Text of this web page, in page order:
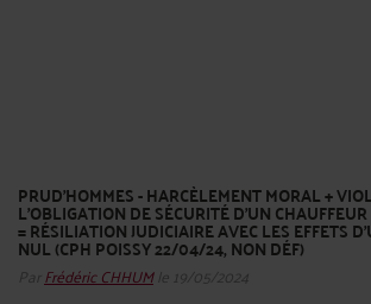
PRUD’HOMMES - HARCÈLEMENT MORAL +
L’OBLIGATION DE SÉCURITÉ D’UN
= RÉSILIATION JUDICIAIRE AVEC LES EFFETS
NUL (CPH POISSY 22/04/24, NON DÉF)
Par Frédéric CHHUMle 19/05/2024